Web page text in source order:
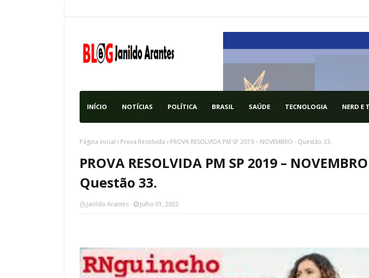
INÍCIO NOTÍCIAS POLÍTICA BRASIL SAÚDE TECNOLOGIA NERD E
Página inicial Prova Resolvida PROVA RESOLVIDA PM SP 2019 – NOVEMBRO - Questão 33.
PROVA RESOLVIDA PM SP 2019 –
Questão 33.
Janildo Arantes Julho 01, 2022